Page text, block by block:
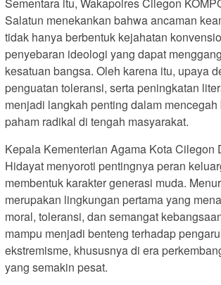
Salatun menekankan bahwa ancaman
tidak hanya berbentuk kejahatan
penyebaran ideologi yang dapat
kesatuan bangsa. Oleh karena itu, upaya
penguatan toleransi, serta peningkatan
menjadi langkah penting dalam
paham radikal di tengah masyarakat.
Kepala Kementerian Agama Kota Cilegon
Hidayat menyoroti pentingnya peran
membentuk karakter generasi muda.
merupakan lingkungan pertama yang
moral, toleransi, dan semangat
mampu menjadi benteng terhadap
ekstremisme, khususnya di era
yang semakin pesat.